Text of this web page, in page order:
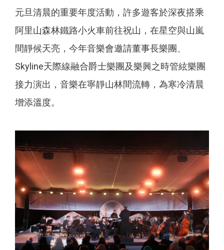
元旦清晨的重要年度活動，許多遊客於深夜搭乘
阿里山森林鐵路小火車前往祝山，在星空與山嵐
間靜候天亮，今年音樂會邀請董事長樂團、
Skyline天際線融合爵士樂團及樂興之時管絃樂團
接力演出，音樂在寧靜山林間流轉，為寒冷清晨
增添溫度。